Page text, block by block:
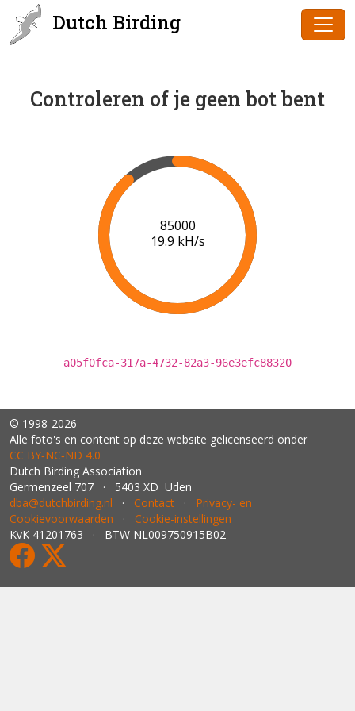
Dutch Birding
Controleren of je geen bot bent
86000
20.0 kH/s
a05f0fca-317a-4732-82a3-96e3efc88320
© 1998-2026
Alle foto's en content op deze website gelicenseerd onder
CC BY‑NC‑ND 4.0
Dutch Birding Association
Germenzeel 707 · 5403 XD Uden
dba@dutchbirding.nl · Contact · Privacy- en
Cookievoorwaarden · Cookie-instellingen
KvK 41201763 · BTW NL009750915B02